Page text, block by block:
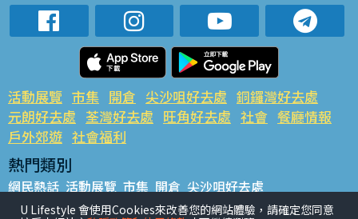
活動展覽 市集 開倉 尖沙咀好去處 銅鑼灣好去處
元朗好去處 荃灣好去處 旺角好去處 社會 餐廳情報
戶外郊遊 社會福利
熱門類別
網民熱話 活動展覽 市集 開倉 尖沙咀好去處
銅鑼灣好去處 元朗好去處 荃灣好去處 旺角好去處 社會
U Lifestyle 會使用Cookies來改善您的網站體驗，請確定您同意